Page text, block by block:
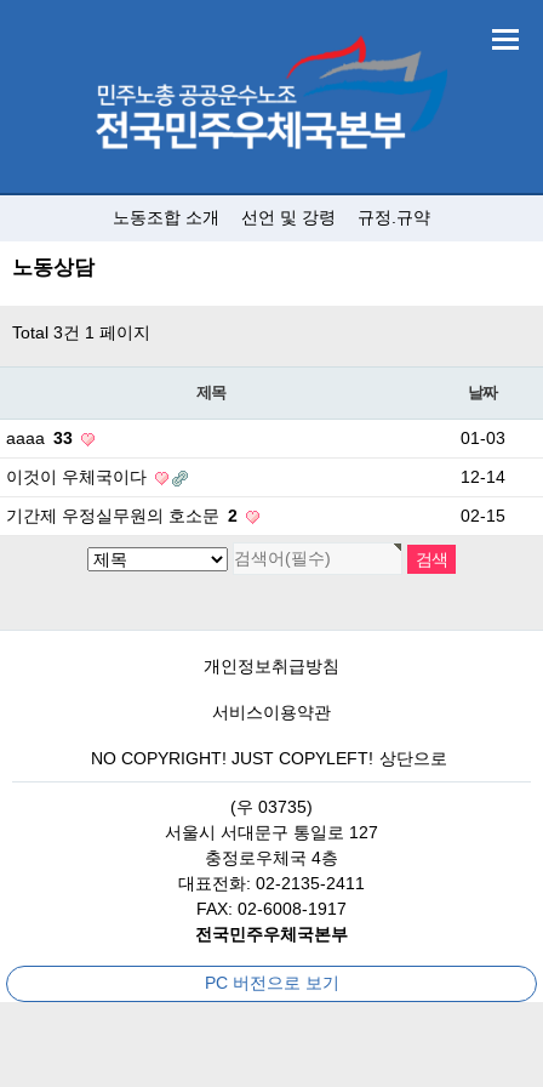
노동조합 소개 선언 및 강령 규정.규약
노동상담
Total 3건 1 페이지
제목 날짜
aaaa 33
01-03
이것이 우체국이다
12-14
기간제 우정실무원의 호소문 2 02-15
개인정보취급방침
서비스이용약관
NO COPYRIGHT! JUST COPYLEFT! 상단으로
(우 03735)
서울시 서대문구 통일로 127
충정로우체국 4층
대표전화: 02-2135-2411
FAX: 02-6008-1917
전국민주우체국본부
PC 버전으로 보기